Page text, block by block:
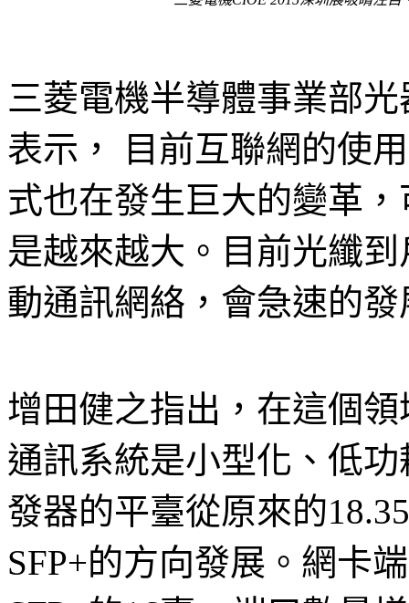
三菱電機半導體事業部
表示， 目前互聯網的使
式也在發生巨大的變革
是越來越大。目前光纖
動通訊網絡，會急速的發
增田健之指出，在這個
通訊系統是小型化、低
發器的平臺從原來的
SFP+的方向發展。網卡